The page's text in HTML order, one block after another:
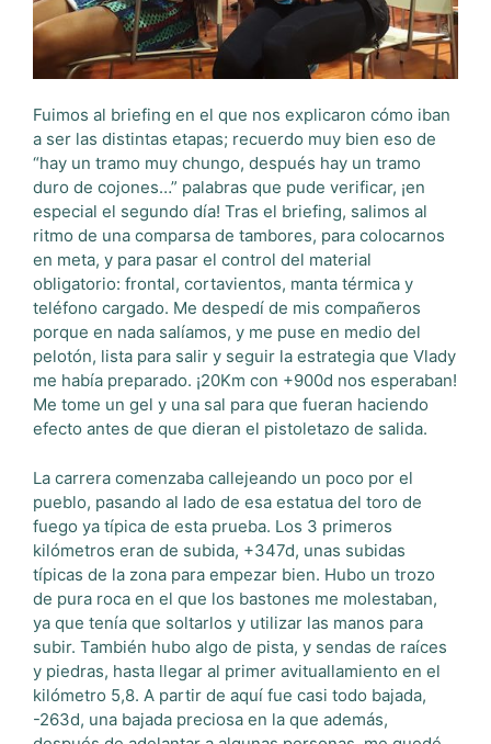
Fuimos al briefing en el que nos explicaron cómo iban
a ser las distintas etapas; recuerdo muy bien eso de
“hay un tramo muy chungo, después hay un tramo
duro de cojones…” palabras que pude verificar, ¡en
especial el segundo día! Tras el briefing, salimos al
ritmo de una comparsa de tambores, para colocarnos
en meta, y para pasar el control del material
obligatorio: frontal, cortavientos, manta térmica y
teléfono cargado. Me despedí de mis compañeros
porque en nada salíamos, y me puse en medio del
pelotón, lista para salir y seguir la estrategia que Vlady
me había preparado. ¡20Km con +900d nos esperaban!
Me tome un gel y una sal para que fueran haciendo
efecto antes de que dieran el pistoletazo de salida.
La carrera comenzaba callejeando un poco por el
pueblo, pasando al lado de esa estatua del toro de
fuego ya típica de esta prueba. Los 3 primeros
kilómetros eran de subida, +347d, unas subidas
típicas de la zona para empezar bien. Hubo un trozo
de pura roca en el que los bastones me molestaban,
ya que tenía que soltarlos y utilizar las manos para
subir. También hubo algo de pista, y sendas de raíces
y piedras, hasta llegar al primer avituallamiento en el
kilómetro 5,8. A partir de aquí fue casi todo bajada,
-263d, una bajada preciosa en la que además,